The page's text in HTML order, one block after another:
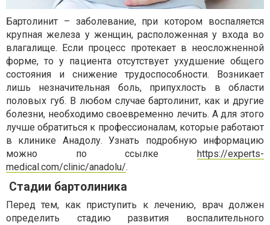
Бартолинит – заболевание, при котором воспаляется
крупная железа у женщин, расположенная у входа во
влагалище. Если процесс протекает в неосложненной
форме, то у пациента отсутствует ухудшение общего
состояния и снижение трудоспособности. Возникает
лишь незначительная боль, припухлость в области
половых губ. В любом случае бартолинит, как и другие
болезни, необходимо своевременно лечить. А для этого
лучше обратиться к профессионалам, которые работают
в клинике Анадолу. Узнать подробную информацию
можно по ссылке
https://experts-
medical.com/clinic/anadolu/.
Стадии бартолиника
Перед тем, как приступить к лечению, врач должен
определить стадию развития воспалительного